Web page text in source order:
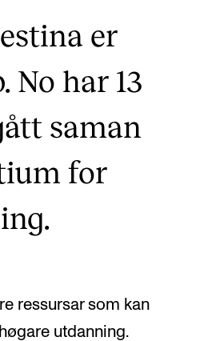
er
No har 13
saman
for
ressursar som kan
utdanning.